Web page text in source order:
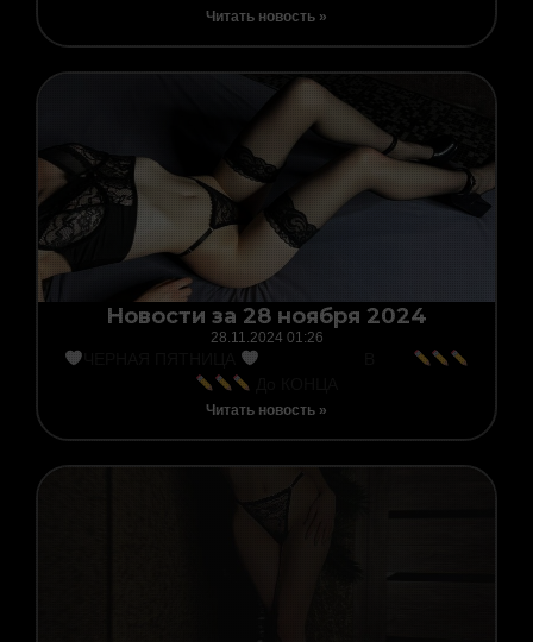
Читать новость »
Новости за 28 ноября 2024
28.11.2024 01:26
Читать новость »